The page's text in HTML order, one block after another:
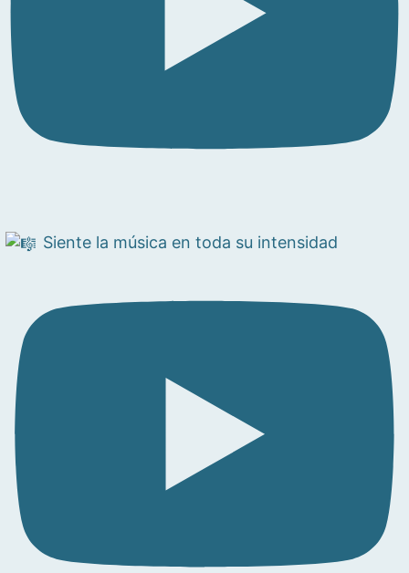
Siente la música en toda su intensidad